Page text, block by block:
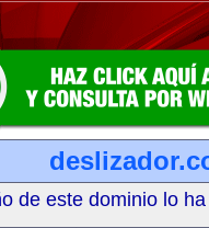
de este dominio lo